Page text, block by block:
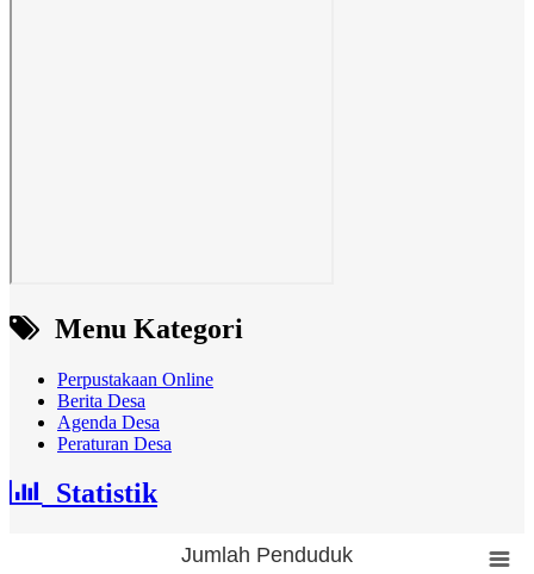
Menu Kategori
Perpustakaan Online
Berita Desa
Agenda Desa
Peraturan Desa
Statistik
Jumlah Penduduk